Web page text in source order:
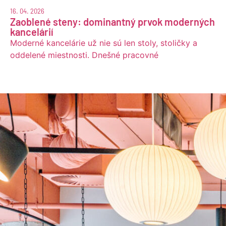
16. 04. 2026
Zaoblené steny: dominantný prvok moderných
kancelárií
Moderné kancelárie už nie sú len stoly, stoličky a
oddelené miestnosti. Dnešné pracovné